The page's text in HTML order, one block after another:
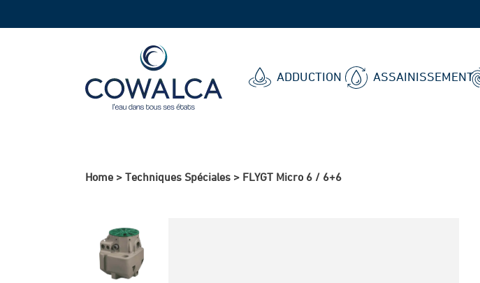
ADDUCTION ASSAINISSEMENT
Home > Techniques Spéciales > FLYGT Micro 6 / 6+6